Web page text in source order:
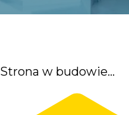
Strona w budowie...